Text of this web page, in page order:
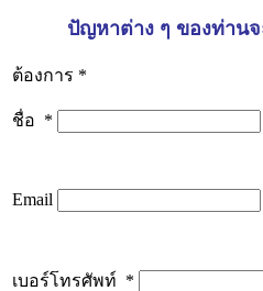
ปัญหาต่าง ๆ ของท่าน
ต้องการ *
ชื่อ *
Email
เบอร์โทรศัพท์ *